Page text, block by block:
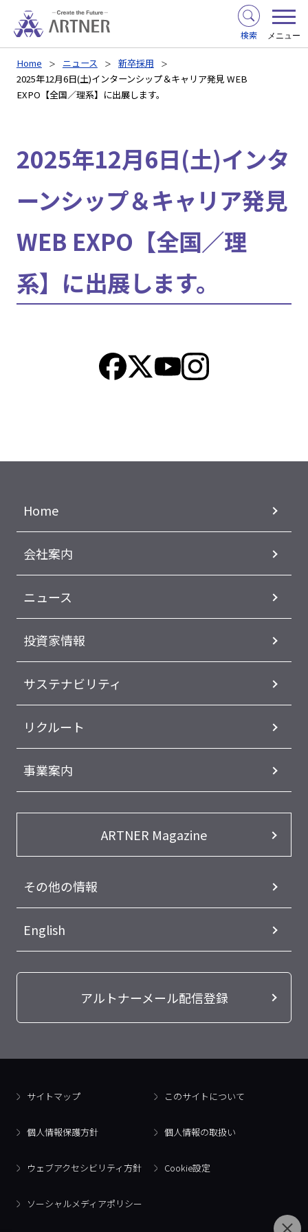
検索 メニュー
Home ニュース
新卒採用
2025年12月6日(土)インターンシップ＆キャリア発見 WEB
EXPO【全国／理系】に出展します。
2025年12月6日(土)インタ
ーンシップ＆キャリア発見
WEB EXPO【全国／理
系】に出展します。
Home
会社案内
ニュース
投資家情報
サステナビリティ
リクルート
事業案内
ARTNER Magazine
その他の情報
English
アルトナーメール配信登録
サイトマップ このサイトについて
個人情報保護方針 個人情報の取扱い
ウェブアクセシビリティ方針 Cookie設定
ソーシャルメディアポリシー